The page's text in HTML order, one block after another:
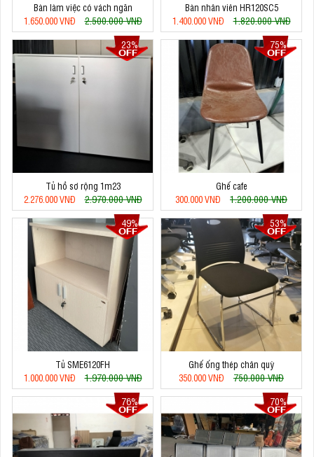
Bàn làm việc có vách ngăn
1.650.000 VNĐ
2.500.000 VNĐ
Bàn nhân viên HR120SC5
1.400.000 VNĐ
1.820.000 VNĐ
23%
Tủ hồ sơ rộng 1m23
2.276.000 VNĐ
2.970.000 VNĐ
75%
Ghế cafe
300.000 VNĐ
1.200.000 VNĐ
49%
Tủ SME6120FH
1.000.000 VNĐ
1.970.000 VNĐ
53%
Ghế ống thép chân quỳ
350.000 VNĐ
750.000 VNĐ
76%
70%